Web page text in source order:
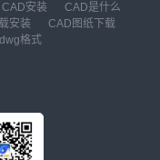
CAD安装
CAD是什么
安装
CAD图纸下载
dwg格式